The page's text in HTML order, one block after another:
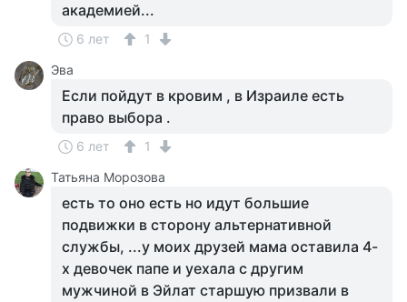
академией...
6 лет
1
Эва
Если пойдут в кровим , в Израиле есть
право выбора .
6 лет
1
Татьяна Морозова
есть то оно есть но идут большие
подвижки в сторону альтернативной
службы, ...у моих друзей мама оставила 4-
х девочек папе и уехала с другим
мужчиной в Эйлат старшую призвали в